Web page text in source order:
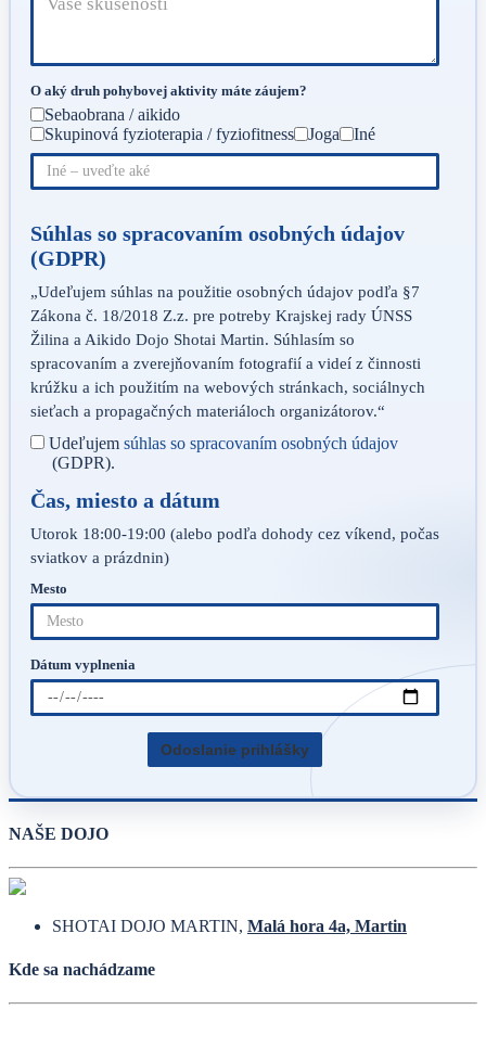
O aký druh pohybovej aktivity máte záujem?
Sebaobrana / aikido
Skupinová fyzioterapia / fyziofitness
Joga Iné
Súhlas so spracovaním osobných údajov
(GDPR)
„Udeľujem súhlas na použitie osobných údajov podľa §7
Zákona č. 18/2018 Z.z. pre potreby Krajskej rady ÚNSS
Žilina a Aikido Dojo Shotai Martin. Súhlasím so
spracovaním a zverejňovaním fotografií a videí z činnosti
krúžku a ich použitím na webových stránkach, sociálnych
sieťach a propagačných materiáloch organizátorov.“
Udeľujem súhlas so spracovaním osobných údajov
(GDPR).
Čas, miesto a dátum
Utorok 18:00-19:00 (alebo podľa dohody cez víkend, počas
sviatkov a prázdnin)
Mesto
Dátum vyplnenia
NAŠE DOJO
SHOTAI DOJO MARTIN, Malá hora 4a, Martin
Kde sa nachádzame